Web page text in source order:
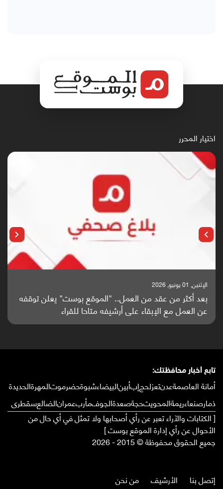
اختيار المحرر
الإثنين, 25 مايو, 2026
باحثون من اليمن يدخلون سباق أبحاث ألزهايمر بدراسة
واعدة منشورة عالميا (ترجمة)
تابع أخبار محافظتك:
أمانة العاصمةعدنتعزلحجإبأبينالبيضاءشبوةحضرموتالمهرةالحديدة
ذمارصنعاءريمةالمحويتحجةصعدةالجوفمأربعمرانالضالعسقطرى
[ الكتابات والآراء تعبر عن رأي أصحابها ولا تمثل في أي حال من
الأحوال عن رأي إدارة الموقع بوست ]
جميع الحقوق محفوظة © 2015 - 2026
إتصل بنا الأرشيف من نحن